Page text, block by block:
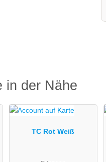
in der Nähe
TC Rot Weiß